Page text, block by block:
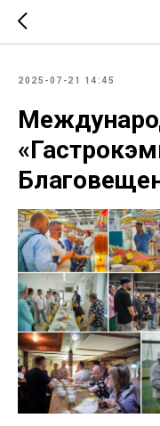
2025-07-21 14:45